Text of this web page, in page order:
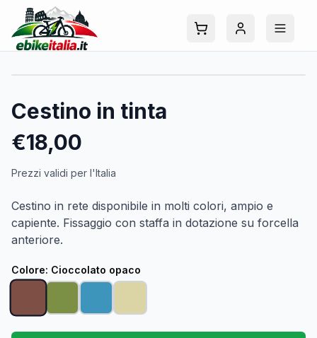
Cestino in tinta
€18,00
Prezzi validi per l'Italia
Cestino in rete disponibile in molti colori, ampio e
capiente. Fissaggio con staffa in dotazione su forcella
anteriore.
Colore: Cioccolato opaco